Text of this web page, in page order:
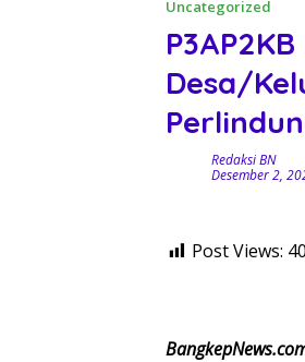
Uncategorized
Desa/
Redaksi BN
Desember 2,
Post Views: